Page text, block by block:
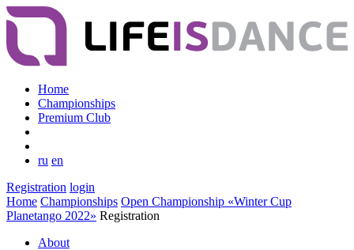
Home
Championships
Premium Club
ru en
Registration login
Home Championships Open Championship «Winter Cup
Planetango 2022» Registration
About